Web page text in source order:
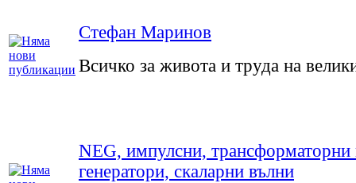
Стефан Маринов
Всичко за живота и труда на
NEG, импулсни, трансформаторни
генератори, скаларни вълни